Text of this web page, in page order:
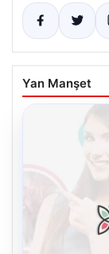
Yan Manşet